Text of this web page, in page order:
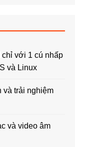
chỉ với 1 cú nhấp
và Linux
và trải nghiệm
và video âm